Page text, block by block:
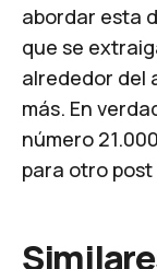
abordar esta
que se
alrededor del
más. En
número
para otro post